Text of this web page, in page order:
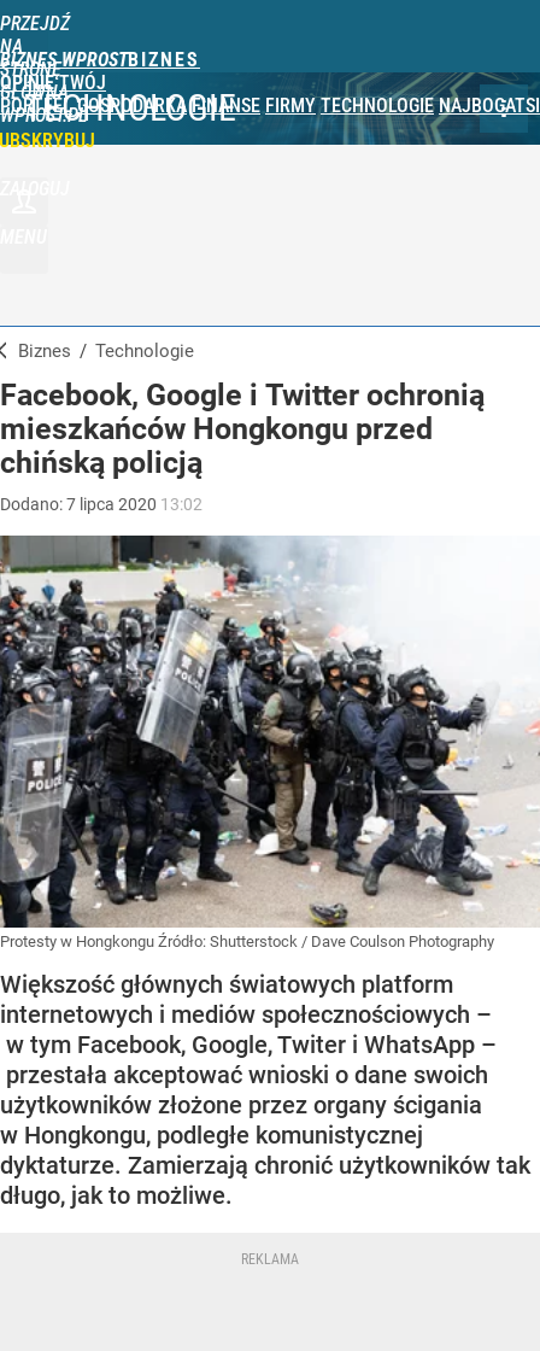
PRZEJDŹ
NA
STRONĘ
GŁÓWNĄ
WPROST.PL
BIZNES WPROST
OPINIE TWÓJ
PORTFEL GOSPODARKA FINANSE FIRMY TECHNOLOGIE NAJBOGATSI
TECHNOLOGIE
Biznes / Technologie
Facebook, Google i Twitter ochronią
mieszkańców Hongkongu przed
chińską policją
Dodano:7 lipca 2020 13:02
Protesty w Hongkongu Źródło: Shutterstock / Dave Coulson Photography
Większość głównych światowych platform
internetowych i mediów społecznościowych –
w tym Facebook, Google, Twiter i WhatsApp –
przestała akceptować wnioski o dane swoich
użytkowników złożone przez organy ścigania
w Hongkongu, podległe komunistycznej
dyktaturze. Zamierzają chronić użytkowników tak
długo, jak to możliwe.